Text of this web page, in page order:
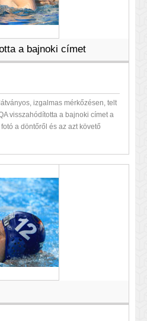
a bajnoki címet
izgalmas mérkőzésen, telt
visszahódította a bajnoki címet a
a döntőről és az azt követő